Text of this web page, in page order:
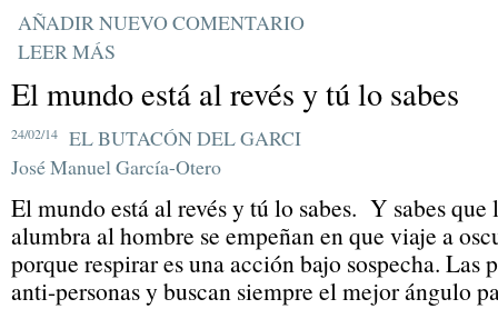
AÑADIR NUEVO COMENTARIO
LEER MÁS
El mundo está al revés y tú lo sabes
24/02/14
EL BUTACÓN DEL GARCI
José Manuel García-Otero
El mundo está al revés y tú lo sabes. Y sabes que
alumbra al hombre se empeñan en que viaje a
porque respirar es una acción bajo sospecha. Las
anti-personas y buscan siempre el mejor ángulo